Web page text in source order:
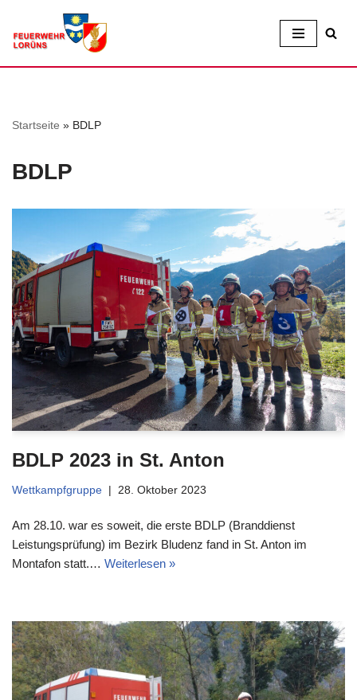
Zum
Startseite » BDLP
BDLP
BDLP 2023 in St. Anton
Wettkampfgruppe 28. Oktober 2023
Am 28.10. war es soweit, die erste BDLP (Branddienst
Leistungsprüfung) im Bezirk Bludenz fand in St. Anton im
Montafon statt.… Weiterlesen »